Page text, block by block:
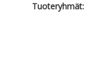
Tuoteryhmät: